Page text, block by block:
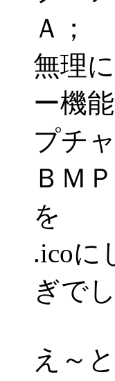
Ａ；
無理
ー機
プチ
ＢＭ
を
.icoに
ぎで
え～